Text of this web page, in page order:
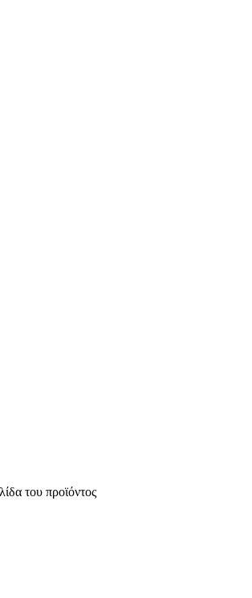
του προϊόντος